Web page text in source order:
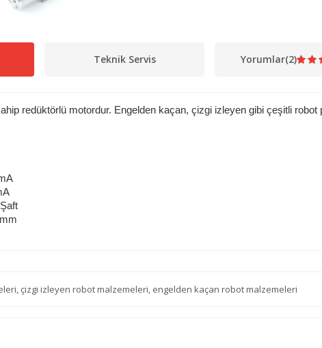
Teknik Servis Yorumlar(2)
redüktörlü motordur. Engelden kaçan, çizgi izleyen gibi çeşitli
, çizgi izleyen robot malzemeleri, engelden kaçan robot malzemeleri